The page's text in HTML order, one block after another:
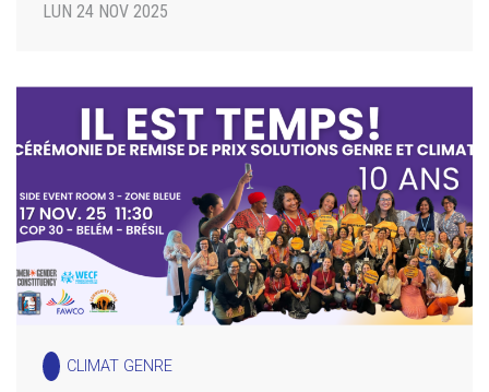
LUN 24 NOV 2025
CLIMAT GENRE